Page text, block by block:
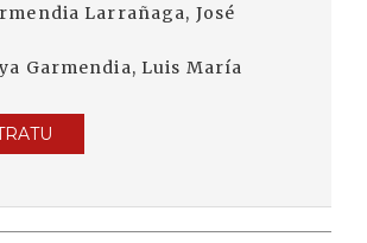
Larrañaga, José
Garmendia, Luis María